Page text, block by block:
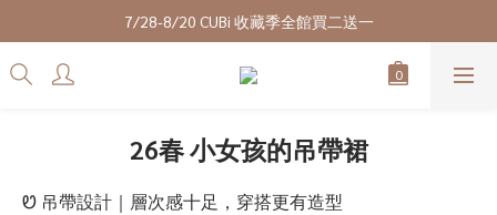
7/28-8/20 CUBi 收藏季全館買二送一
7/28-8/20 CUBi 收藏季全館買二送一
全館$2500【免運】
7/28-8/20 CUBi 收藏季全館買二送一
26春 小女孩的吊帶裙
Ꮼ 吊帶設計｜層次感十足，穿搭更有造型